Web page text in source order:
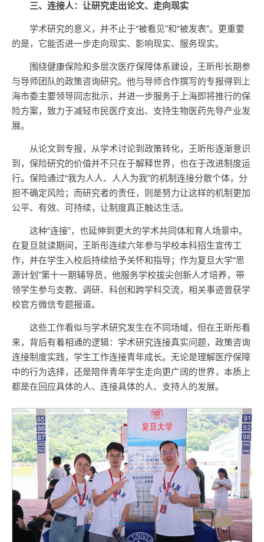
三、连接人：让研究走出论文、走向现实
学术研究的意义，并不止于“被看见”和“被发表”。更重要
的是，它能否进一步走向现实、影响现实、服务现实。
围绕健康保险和多层次医疗保障体系建设，王昕彤长期参
与导师团队的政策咨询研究。他与导师合作撰写的专报得到上
海市委主要领导同志批示，并进一步服务于上海即将推行的保
险方案，致力于减轻市民医疗支出、支持生物医药先导产业发
展。
从论文到专报，从学术讨论到政策转化，王昕彤逐渐意识
到，保险研究的价值并不只在于解释世界，也在于改进制度运
行。保险通过“我为人人、人人为我”的机制连接分散个体，分
担不确定风险；而研究者的责任，则是努力让这样的机制更加
公平、有效、可持续，让制度真正触达生活。
这种“连接”，也延伸到更大的学术共同体和育人场景中。
在复旦就读期间，王昕彤连续六年参与学校本科招生宣传工
作，并在学生入校后持续给予关怀和指导；作为复旦大学“思
源计划”第十一期辅导员，他服务学校拔尖创新人才培养，带
领学生参与支教、调研、科创和跨学科交流，相关事迹曾获学
校官方微信专题报道。
这些工作看似与学术研究发生在不同场域，但在王昕彤看
来，背后有着相通的逻辑：学术研究连接真实问题，政策咨询
连接制度实践，学生工作连接青年成长。无论是理解医疗保障
中的行为选择，还是陪伴青年学生走向更广阔的世界，本质上
都是在回应具体的人、连接具体的人、支持人的发展。